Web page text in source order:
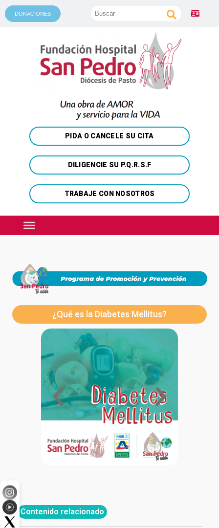
DONACIONES
PIDA O CANCELE SU CITA
DILIGENCIE SU P.Q.R.S.F
TRABAJE CON NOSOTROS
¿Qué es la Diabetes Mellitus?
Contenido relacionado